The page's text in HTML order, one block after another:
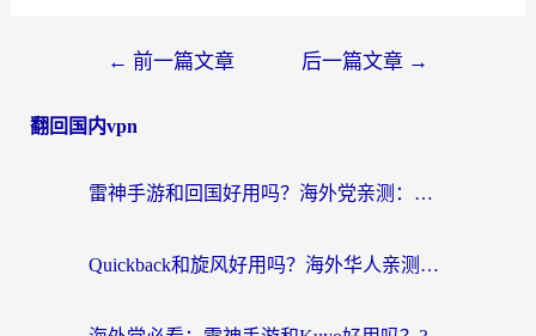
← 前一篇文章 后一篇文章 →
翻回国内vpn
雷神手游和回国好用吗？海外党亲测：选对加速器才能无缝刷剧打游戏
Quickback和旋风好用吗？海外华人亲测：选对回国加速器才能无缝看央视5